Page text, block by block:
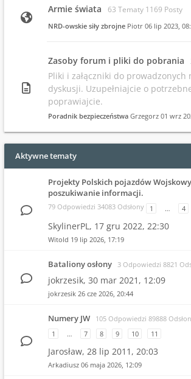
Armie świata 63 Tematy 1169 Posty
NRD-owskie siły zbrojne Piotr 06 lip 2023,
Zasoby forum i pliki do pobrania
Pliki i załączniki do prowadzonych
dyskusji. Uzupełniajcie o
poprawiajcie.
Poradnik bezpieczeństwa Grzegorz 01 wrz
Aktywne tematy
Projekty Polskich pojazdów
poszukiwanie informacji.
79 Odpowiedzi 34083 Odsłony 1 … 4
SkylinerPL, 17 gru 2022, 22:30
Witold 19 lip 2026, 17:19
Bataliony osłony 3 Odpowiedzi 8821
jokrzesik, 30 mar 2021, 12:09
jokrzesik 26 cze 2026, 20:44
Numery JW
105 Odpowiedzi 89888
1
… 7 8 9 10 11
Jarosław, 28 lip 2011, 20:03
Arkadiusz 06 maja 2026, 12:09